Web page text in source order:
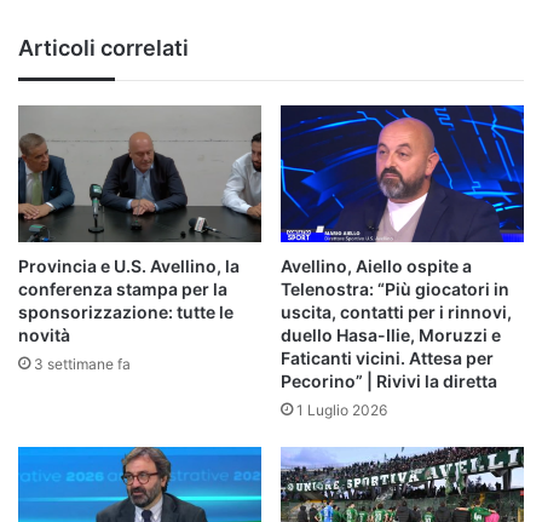
Articoli correlati
Provincia e U.S. Avellino, la
conferenza stampa per la
sponsorizzazione: tutte le
novità
3 settimane fa
Avellino, Aiello ospite a
Telenostra: “Più giocatori in
uscita, contatti per i rinnovi,
duello Hasa-Ilie, Moruzzi e
Faticanti vicini. Attesa per
Pecorino” | Rivivi la diretta
1 Luglio 2026